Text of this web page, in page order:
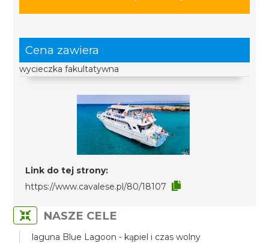
Cena zawiera
wycieczka fakultatywna
Link do tej strony:
https://www.cavalese.pl/80/18107
NASZE CELE
laguna Blue Lagoon - kąpiel i czas wolny